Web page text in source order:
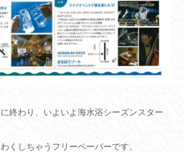
終わり、いよいよ海水浴シーズンスター
くしちゃうフリーペーパーです。